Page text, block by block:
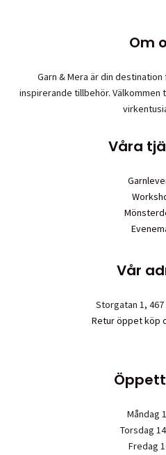
Om
Garn & Mera är din
inspirerande tillbehör. Välkommen
Våra
Vår
Storgatan 1,
Retur öppet köp
Måndag
Torsdag
Fredag